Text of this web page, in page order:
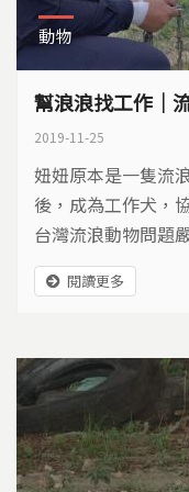
動物
幫浪浪找工作｜
2019-11-25
妞妞原本是一隻流
後，成為工作犬，
台灣流浪動物問題
所多數爆滿。於是
境，擴大認養範圍
閱讀更多